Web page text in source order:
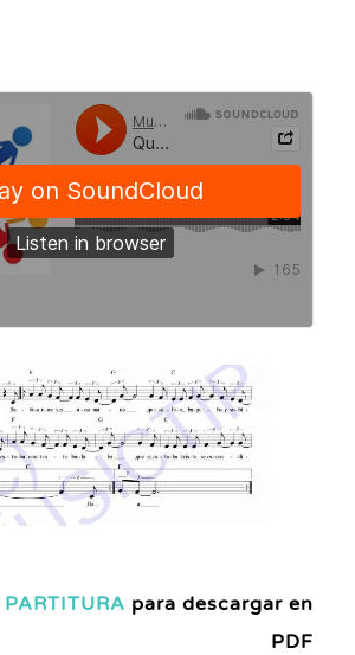
PARTITURA para descargar en
PDF